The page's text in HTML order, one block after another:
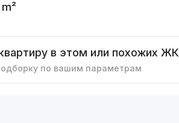
в этом или похожих ЖК
по вашим параметрам